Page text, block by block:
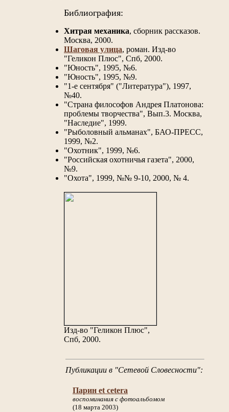
Библиография:
Хитрая механика, сборник рассказов.
Москва, 2000.
Шаговая улица, роман. Изд-во
"Геликон Плюс", Спб, 2000.
"Юность", 1995, №6.
"Юность", 1995, №9.
"1-е сентября" ("Литература"), 1997,
№40.
"Страна философов Андрея Платонова:
проблемы творчества", Вып.3. Москва,
"Наследие", 1999.
"Рыболовный альманах", БАО-ПРЕСС,
1999, №2.
"Охотник", 1999, №6.
"Российская охотничья газета", 2000,
№9.
"Охота", 1999, №№ 9-10, 2000, № 4.
Изд-во "Геликон Плюс",
Спб, 2000.
Публикации в "Сетевой Словесности":
Парин et cetera
воспоминания с фотоальбомом
(18 марта 2003)